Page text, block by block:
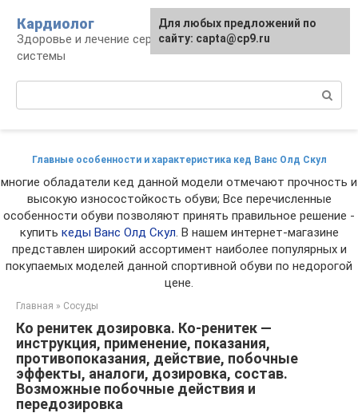
контенту
Кардиолог
Здоровье и лечение сердечно-сосудистой
системы
Главные особенности и характеристика кед Ванс Олд Скул
многие обладатели кед данной модели отмечают прочность и
высокую износостойкость обуви; Все перечисленные
особенности обуви позволяют принять правильное решение -
купить кеды Ванс Олд Скул. В нашем интернет-магазине
представлен широкий ассортимент наиболее популярных и
покупаемых моделей данной спортивной обуви по недорогой
цене.
Главная » Сосуды
Ко ренитек дозировка. Ко-ренитек —
инструкция, применение, показания,
противопоказания, действие, побочные
эффекты, аналоги, дозировка, состав.
Возможные побочные действия и
передозировка
Для любых предложений по
сайту: capta@cp9.ru